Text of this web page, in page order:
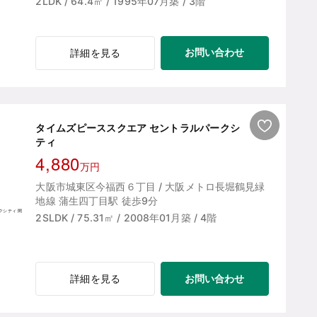
詳細を見る お問い合わせ
タイムズピーススクエア セントラルパークシ
ティ
4,880万円
大阪市城東区今福西６丁目 / 大阪メトロ長堀鶴見緑
地線 蒲生四丁目駅 徒歩9分
2SLDK / 75.31㎡ / 2008年01月築 / 4階
詳細を見る お問い合わせ